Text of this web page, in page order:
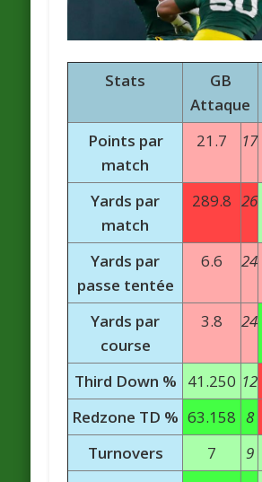
Stats
GB
Attaque
Points par
match
21.7 17
Yards par
match
289.8 26
Yards par
passe tentée
6.6 24
Yards par
course
3.8 24
Third Down % 41.250 12
Redzone TD % 63.158 8
Turnovers
7 9